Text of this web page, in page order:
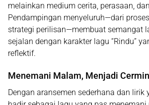
melainkan medium cerita, perasaan,
Pendampingan menyeluruh—dari
strategi perilisan—membuat semangat
sejalan dengan karakter lagu “Rindu”
reflektif.
Menemani Malam, Menjadi
Dengan aransemen sederhana dan lirik